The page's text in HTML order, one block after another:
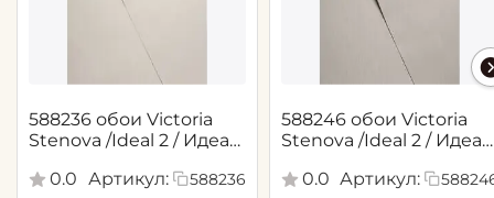
588236 обои Victoria
Stenova /Ideal 2 / Идеал
0.0
Артикул: 588236
588246 обои Victoria
Stenova /Ideal 2 / Идеал
0.0 Артикул: